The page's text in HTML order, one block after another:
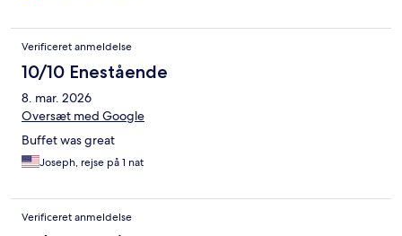
Verificeret anmeldelse
10/10 Enestående
8. mar. 2026
Oversæt med Google
Buffet was great
Joseph, rejse på 1 nat
Verificeret anmeldelse